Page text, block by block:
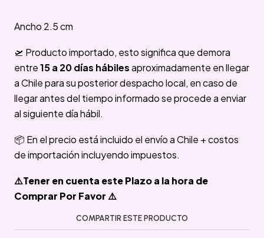
Ancho 2.5 cm
🛫 Producto importado, esto significa que demora
entre15 a 20 días hábilesaproximadamente en llegar
a Chile para su posterior despacho local, en caso de
llegar antes del tiempo informado se procede a enviar
al siguiente día hábil.
📦 En el precio está incluido el envío a Chile + costos
de importación incluyendo impuestos.
⚠️Tener en cuenta este Plazo a la hora de
Comprar Por Favor ⚠️
COMPARTIR ESTE PRODUCTO